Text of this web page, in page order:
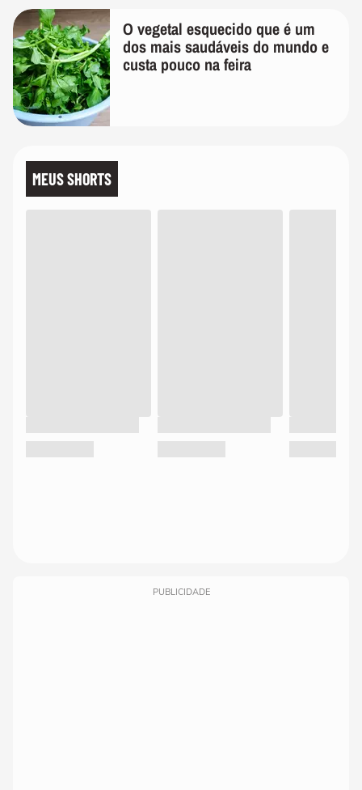
O vegetal esquecido que é um
dos mais saudáveis do mundo e
custa pouco na feira
MEUS SHORTS
PUBLICIDADE